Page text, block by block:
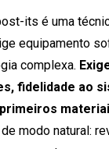
its é uma
equipamento
complexa.
fidelidade ao
modo natural: